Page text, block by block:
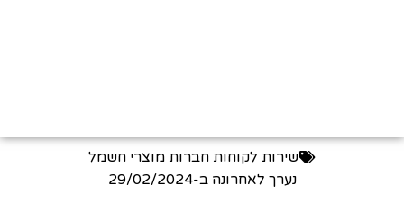
שירות לקוחות חברות מוצרי חשמל
נערך לאחרונה ב-29/02/2024